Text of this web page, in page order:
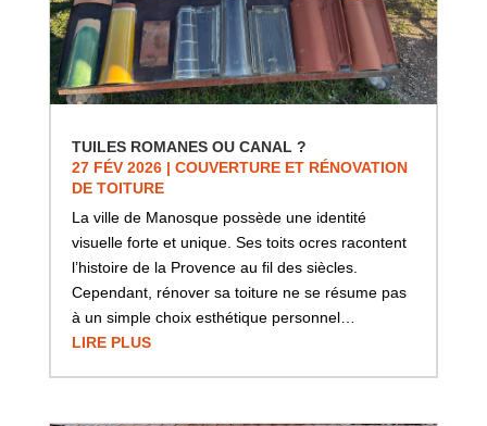
TUILES ROMANES OU CANAL ?
27 FÉV 2026| COUVERTURE ET RÉNOVATION
DE TOITURE
La ville de Manosque possède une identité
visuelle forte et unique. Ses toits ocres racontent
l’histoire de la Provence au fil des siècles.
Cependant, rénover sa toiture ne se résume pas
à un simple choix esthétique personnel…
LIRE PLUS